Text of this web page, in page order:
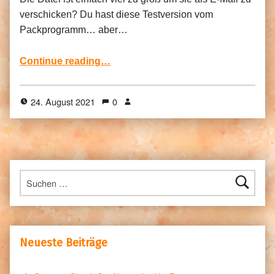
verschicken? Du hast diese Testversion vom
Packprogramm… aber…
Continue reading…
24. August 2021 0
Suchen nach:
Neueste Beiträge